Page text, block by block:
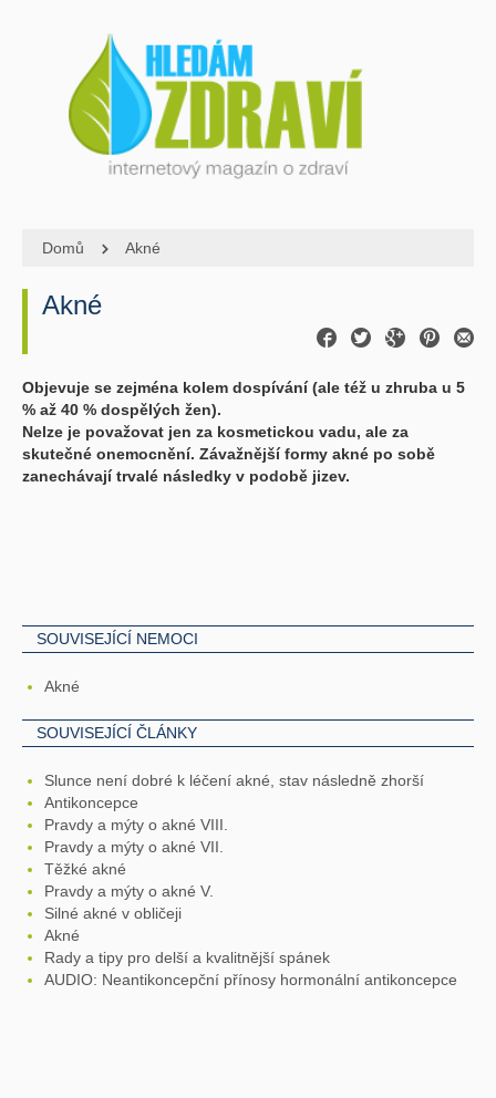
Domů Akné
Akné
Objevuje se zejména kolem dospívání (ale též u zhruba u 5
% až 40 % dospělých žen).
Nelze je považovat jen za kosmetickou vadu, ale za
skutečné onemocnění. Závažnější formy akné po sobě
zanechávají trvalé následky v podobě jizev.
SOUVISEJÍCÍ NEMOCI
Akné
SOUVISEJÍCÍ ČLÁNKY
Slunce není dobré k léčení akné, stav následně zhorší
Antikoncepce
Pravdy a mýty o akné VIII.
Pravdy a mýty o akné VII.
Těžké akné
Pravdy a mýty o akné V.
Silné akné v obličeji
Akné
Rady a tipy pro delší a kvalitnější spánek
AUDIO: Neantikoncepční přínosy hormonální antikoncepce